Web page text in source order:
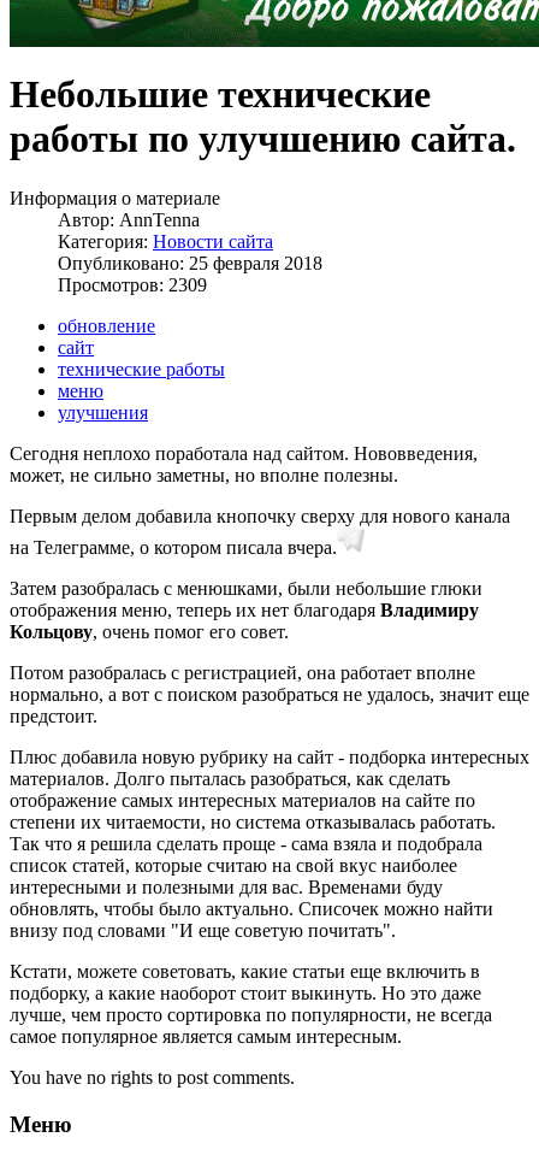
Небольшие технические
работы по улучшению сайта.
Информация о материале
Автор: AnnTenna
Категория: Новости сайта
Опубликовано: 25 февраля 2018
Просмотров: 2309
обновление
сайт
технические работы
меню
улучшения
Сегодня неплохо поработала над сайтом. Нововведения,
может, не сильно заметны, но вполне полезны.
Первым делом добавила кнопочку сверху для нового канала
на Телеграмме, о котором писала вчера.
Затем разобралась с менюшками, были небольшие глюки
отображения меню, теперь их нет благодаря Владимиру
Кольцову, очень помог его совет.
Потом разобралась с регистрацией, она работает вполне
нормально, а вот с поиском разобраться не удалось, значит еще
предстоит.
Плюс добавила новую рубрику на сайт - подборка интересных
материалов. Долго пыталась разобраться, как сделать
отображение самых интересных материалов на сайте по
степени их читаемости, но система отказывалась работать.
Так что я решила сделать проще - сама взяла и подобрала
список статей, которые считаю на свой вкус наиболее
интересными и полезными для вас. Временами буду
обновлять, чтобы было актуально. Списочек можно найти
внизу под словами "И еще советую почитать".
Кстати, можете советовать, какие статьи еще включить в
подборку, а какие наоборот стоит выкинуть. Но это даже
лучше, чем просто сортировка по популярности, не всегда
самое популярное является самым интересным.
You have no rights to post comments.
Меню